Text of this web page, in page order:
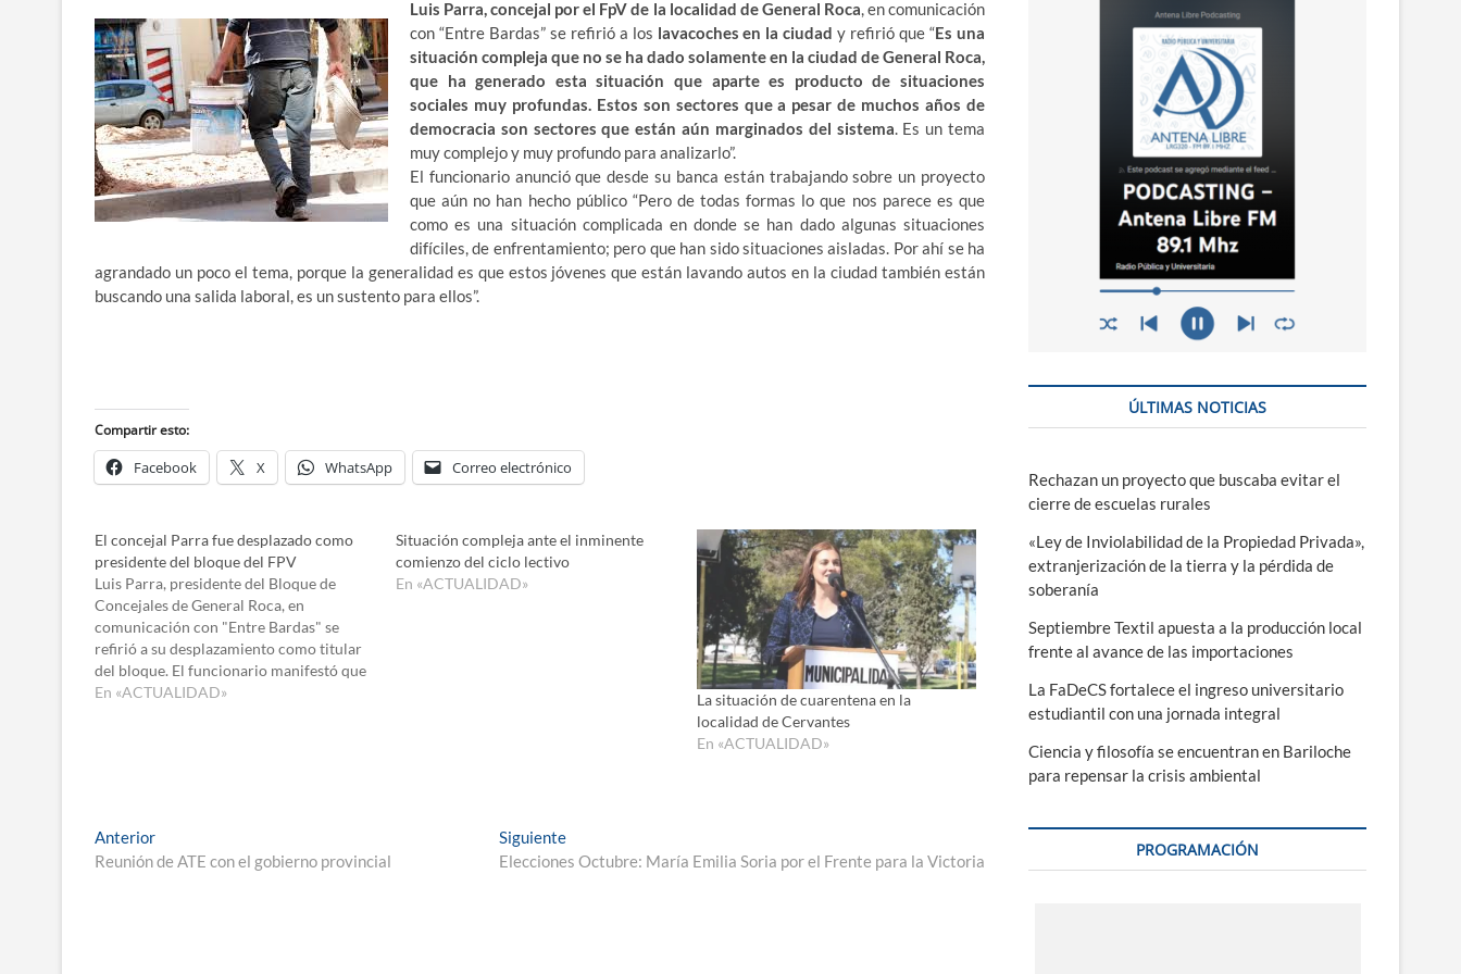
Luis Parra, concejal por el FpV de la localidad de General Roca, en comunicación
con “Entre Bardas” se refirió a los lavacoches en la ciudad y refirió que “Es una
situación compleja que no se ha dado solamente en la ciudad de General Roca,
que ha generado esta situación que aparte es producto de situaciones
sociales muy profundas. Estos son sectores que a pesar de muchos años de
democracia son sectores que están aún marginados del sistema. Es un tema
muy complejo y muy profundo para analizarlo”.
El funcionario anunció que desde su banca están trabajando sobre un proyecto
que aún no han hecho público “Pero de todas formas lo que nos parece es que
como es una situación complicada en donde se han dado algunas situaciones
difíciles, de enfrentamiento; pero que han sido situaciones aisladas. Por ahí se ha
agrandado un poco el tema, porque la generalidad es que estos jóvenes que están lavando autos en la ciudad también están
buscando una salida laboral, es un sustento para ellos”.
Compartir esto:
Facebook X WhatsApp Correo electrónico
El concejal Parra fue desplazado como
presidente del bloque del FPV
Luis Parra, presidente del Bloque de
Concejales de General Roca, en
comunicación con "Entre Bardas" se
refirió a su desplazamiento como titular
del bloque. El funcionario manifestó que
esta medida responde a “Intentar
En «ACTUALIDAD»
Situación compleja ante el inminente
comienzo del ciclo lectivo
En «ACTUALIDAD»
La situación de cuarentena en la
localidad de Cervantes
En «ACTUALIDAD»
Navegación
de
AnteriorEntrada
anterior:
Reunión de ATE con el gobierno provincial
SiguienteEntrada
siguiente:
Elecciones Octubre: María Emilia Soria por el Frente para la Victoria
ÚLTIMAS NOTICIAS
Rechazan un proyecto que buscaba evitar el
cierre de escuelas rurales
«Ley de Inviolabilidad de la Propiedad Privada»,
extranjerización de la tierra y la pérdida de
soberanía
Septiembre Textil apuesta a la producción local
frente al avance de las importaciones
La FaDeCS fortalece el ingreso universitario
estudiantil con una jornada integral
Ciencia y filosofía se encuentran en Bariloche
para repensar la crisis ambiental
PROGRAMACIÓN